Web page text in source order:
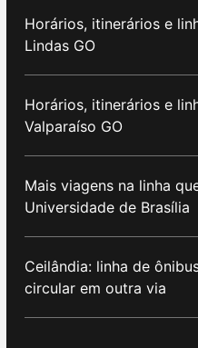
Horários, itinerários e
Lindas GO
Horários, itinerários e
Valparaíso GO
Mais viagens na linha
Universidade de Brasília
Ceilândia: linha de
circular em outra via